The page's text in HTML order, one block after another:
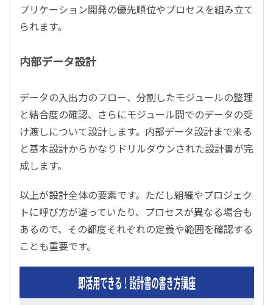
プリケーション開発の優先順位やプロセスを組み立て
られます。
内部データ設計
データの入出力のフロー、分割したモジュールの整理
と結合度の確認、さらにモジュール間でのデータの受
け渡しについて設計します。内部データ設計まで来る
と基本設計からかなりドリルダウンされた設計書が完
成します。
以上が設計全体の要素です。ただし組織やプロジェク
トに呼び方が違っていたり、プロセスが異なる場合も
あるので、その都度それぞれの定義や範囲を確認する
ことも重要です。